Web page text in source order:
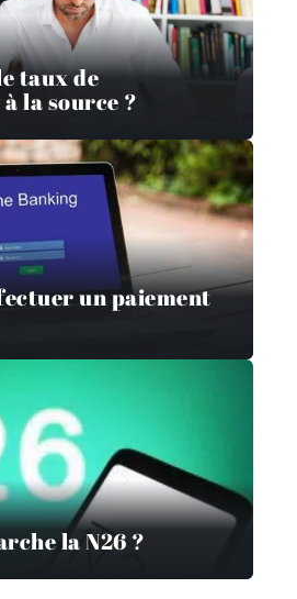
taux de
la source ?
un paiement
la N26 ?